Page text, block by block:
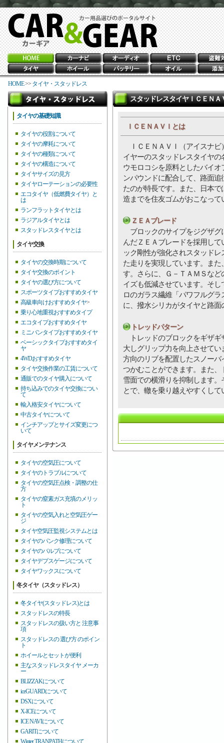
HOME>> タイヤ・スタッドレス
タイヤの基礎知識
タイヤの役割について
タイヤの摩耗について
タイヤの種類について
タイヤの構造について
タイヤサイズの見方
タイヤローテーションの必要性
エコタイヤ（低燃費タイヤ）と
は
ランフラットタイヤとは
ラジアルタイヤとは
スタッドレスタイヤとは
タイヤ交換
タイヤの交換時期について
タイヤ交換のポイント
タイヤの選び方について
スポーツタイプおすすめタイヤ
高級車向けおすすめタイヤ>
乗り心地重視おすすめタイプ
エコタイプおすすめタイヤ
ミニバンタイプおすすめタイヤ
ベーシックタイプおすすめタイ
ヤ
4WDおすすめタイヤ
タイヤ交換作業の工賃について
通販でのタイヤ購入について
持ち込みでのタイヤ交換につい
て
輸入格安タイヤについて
中古タイヤについて
インチアップとサイズ変更につ
いて
タイヤメンテナンス
タイヤの空気圧について
タイヤのトラブルについて
タイヤの空気圧点検・調整の仕
方
タイヤの窒素ガス充填のメリッ
ト
タイヤの空気入れと空気圧ゲー
ジ
タイヤ空気圧監視システムとは
タイヤのパンク修理について
タイヤのバルブについて
タイヤデプスゲージについて
タイヤワックスについて
冬タイヤ（スタッドレス）
冬タイヤ(スタッドレス)とは
スタッドレスの特長
スタッドレスの扱い方と 注意事
項
スタッドレスの 選び方 のポイン
ト
ホイールとセットが便利
主なスタッドレスタイヤ メーカ
ー
BLIZZAKについて
iceGUARDについて
DSXについて
X-ICEについて
ICE NAVIについて
GARITについて
Winter TRANPATHについて
スタッドレスタイヤＩＣＥＮＡ
ＩＣＥＮＡＶＩとは
ＩＣＥＮＡＶＩ（アイスナビ
イヤーのスタッドレスタイヤの
ウモロコシを原料としたバイオ
ンパウンドに配合して、路面追
たのが特長です。また、日本で
造までを住友ゴムがおこなって
ＺＥＡブレード
ブロックのサイプをジグザグ
んだＺＥＡブレードを採用し
ック剛性が強化されスタッド
た走りを実現しています。ま
す。さらに、Ｇ－ＴＡＭＳな
イズも低減させています。そ
ロのガラス繊維「パワフルグ
に、撥水シリカがタイヤと路
トレッドパターン
トレッドのブロックをギザギ
大しグリップ力を向上させて
方向のリブを配置したスノー
つかむことができます。また
雪面での横滑りを抑制します
とで、轍を乗り越えやすくして